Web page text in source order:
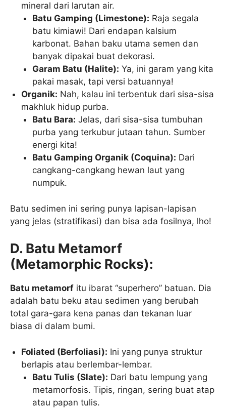
mineral dari larutan air.
Batu Gamping (Limestone): Raja segala
batu kimiawi! Dari endapan kalsium
karbonat. Bahan baku utama semen dan
banyak dipakai buat dekorasi.
Garam Batu (Halite): Ya, ini garam yang kita
pakai masak, tapi versi batuannya!
Organik: Nah, kalau ini terbentuk dari sisa-sisa
makhluk hidup purba.
Batu Bara: Jelas, dari sisa-sisa tumbuhan
purba yang terkubur jutaan tahun. Sumber
energi kita!
Batu Gamping Organik (Coquina): Dari
cangkang-cangkang hewan laut yang
numpuk.
Batu sedimen ini sering punya lapisan-lapisan
yang jelas (stratifikasi) dan bisa ada fosilnya, lho!
D. Batu Metamorf
(Metamorphic Rocks):
Batu metamorf itu ibarat “superhero” batuan. Dia
adalah batu beku atau sedimen yang berubah
total gara-gara kena panas dan tekanan luar
biasa di dalam bumi.
Foliated (Berfoliasi): Ini yang punya struktur
berlapis atau berlembar-lembar.
Batu Tulis (Slate): Dari batu lempung yang
metamorfosis. Tipis, ringan, sering buat atap
atau papan tulis.